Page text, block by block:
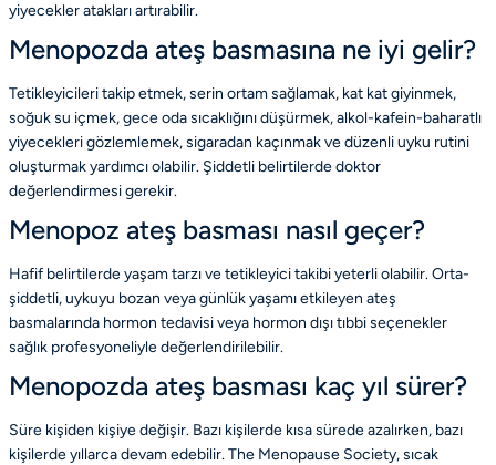
yiyecekler atakları artırabilir.
Menopozda ateş basmasına ne iyi gelir?
Tetikleyicileri takip etmek, serin ortam sağlamak, kat kat giyinmek,
soğuk su içmek, gece oda sıcaklığını düşürmek, alkol-kafein-baharatlı
yiyecekleri gözlemlemek, sigaradan kaçınmak ve düzenli uyku rutini
oluşturmak yardımcı olabilir. Şiddetli belirtilerde doktor
değerlendirmesi gerekir.
Menopoz ateş basması nasıl geçer?
Hafif belirtilerde yaşam tarzı ve tetikleyici takibi yeterli olabilir. Orta-
şiddetli, uykuyu bozan veya günlük yaşamı etkileyen ateş
basmalarında hormon tedavisi veya hormon dışı tıbbi seçenekler
sağlık profesyoneliyle değerlendirilebilir.
Menopozda ateş basması kaç yıl sürer?
Süre kişiden kişiye değişir. Bazı kişilerde kısa sürede azalırken, bazı
kişilerde yıllarca devam edebilir. The Menopause Society, sıcak